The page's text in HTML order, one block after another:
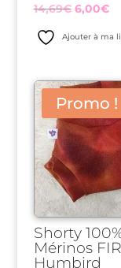
14,69€ Le
14,69€.
6,00€Le
Ajouter à ma
Promo !
Shorty
Mérinos
Humbird